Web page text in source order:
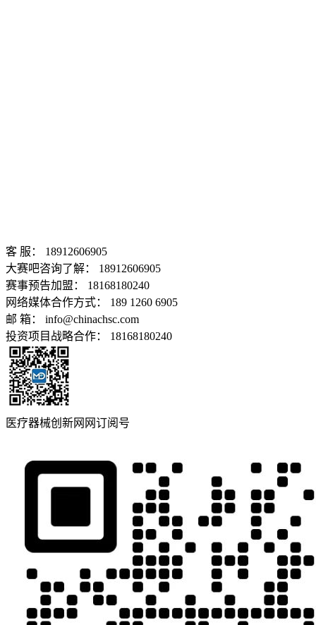
客 服： 18912606905
大赛吧咨询了解： 18912606905
赛事预告加盟： 18168180240
网络媒体合作方式： 189 1260 6905
邮 箱： info@chinachsc.com
投资项目战略合作： 18168180240
医疗器械创新网网订阅号